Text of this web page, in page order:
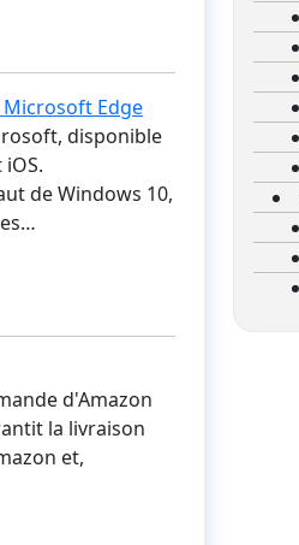
Edge
disponible
de Windows 10,
d'Amazon
la livraison
et,